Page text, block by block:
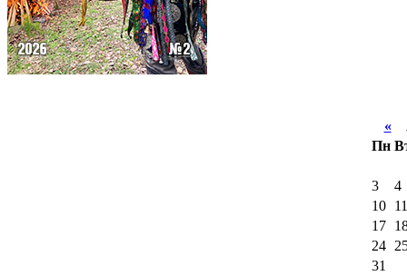
«
Пн
3
4
10
11
17
24
31